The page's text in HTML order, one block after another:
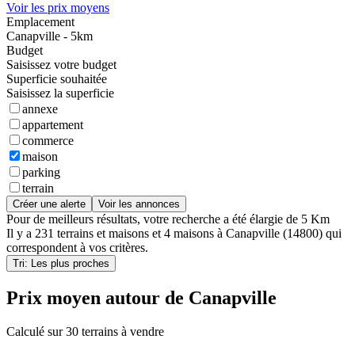
Voir les prix moyens
Emplacement
Canapville - 5km
Budget
Saisissez votre budget
Superficie souhaitée
Saisissez la superficie
annexe
appartement
commerce
maison
parking
terrain
Créer une alerte Voir les annonces
Pour de meilleurs résultats, votre recherche a été élargie de 5 Km
Il y a 231 terrains et maisons et 4 maisons à Canapville (14800) qui
correspondent à vos critères.
Tri: Les plus proches
Prix moyen autour de Canapville
Calculé sur 30 terrains à vendre